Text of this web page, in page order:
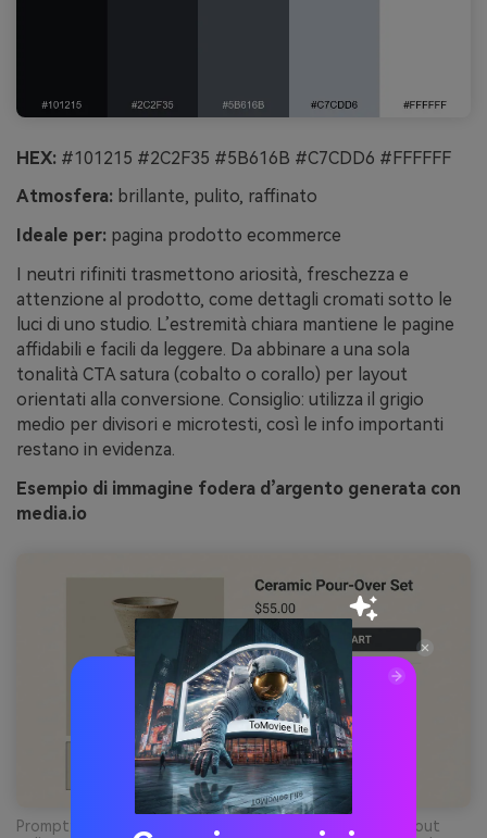
HEX: #101215 #2C2F35 #5B616B #C7CDD6 #FFFFFF
Atmosfera: brillante, pulito, raffinato
Ideale per: pagina prodotto ecommerce
I neutri rifiniti trasmettono ariosità, freschezza e
attenzione al prodotto, come dettagli cromati sotto le
luci di uno studio. L’estremità chiara mantiene le pagine
affidabili e facili da leggere. Da abbinare a una sola
tonalità CTA satura (cobalto o corallo) per layout
orientati alla conversione. Consiglio: utilizza il grigio
medio per divisori e microtesti, così le info importanti
restano in evidenza.
Esempio di immagine fodera d’argento generata con
media.io
Prompt: mockup UI pagina prodotto ecommerce 2d, layout